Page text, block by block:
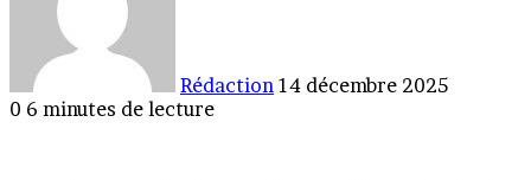
Rédaction 14 décembre 2025
0 6 minutes de lecture